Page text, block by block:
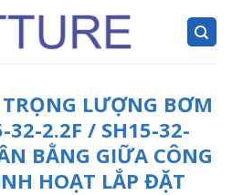
LƯỢNG BƠM
32-2.2F / SH15-32-
BẰNG GIỮA CÔNG
HOẠT LẮP ĐẶT